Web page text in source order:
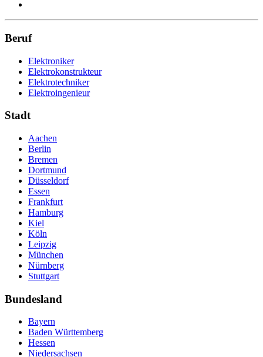
Beruf
Elektroniker
Elektrokonstrukteur
Elektrotechniker
Elektroingenieur
Stadt
Aachen
Berlin
Bremen
Dortmund
Düsseldorf
Essen
Frankfurt
Hamburg
Kiel
Köln
Leipzig
München
Nürnberg
Stuttgart
Bundesland
Bayern
Baden Württemberg
Hessen
Niedersachsen